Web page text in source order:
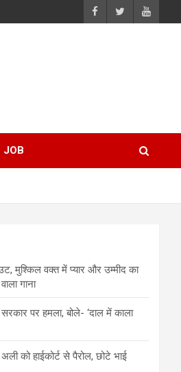
JOB
मुश्किल वक्त में प्यार और उम्मीद का
गाना
पर हमला, बोले- ‘दाल में काला
को हाईकोर्ट से पैरोल, छोटे भाई